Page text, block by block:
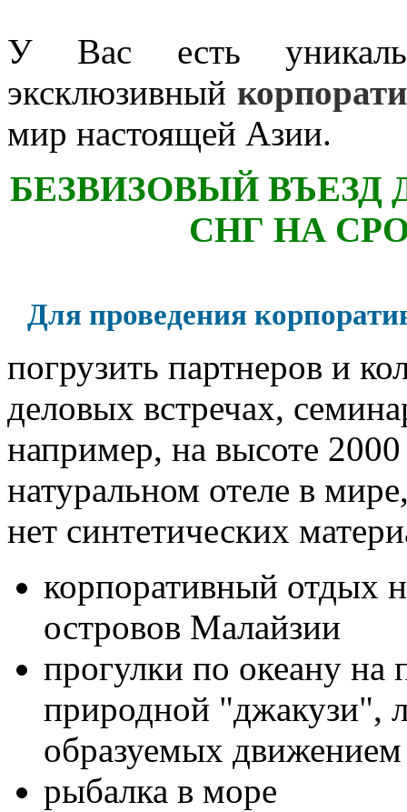
У Вас есть
эксклюзивный
мир настоящей Азии.
БЕЗВИЗОВЫЙ ВЪЕЗД
СНГ НА
Для проведения
погрузить партнеров и
деловых встречах,
например, на высоте
натуральном отеле в
нет синтетических
корпоративный отдых
островов Малайзии
прогулки по океану на
природной "джакузи",
образуемых
рыбалка в море